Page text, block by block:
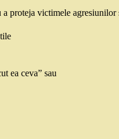
proteja victimele agresiunilor
ea ceva” sau